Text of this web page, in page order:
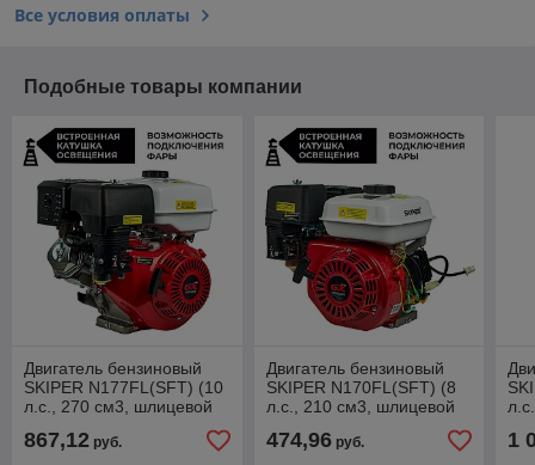
Все условия оплаты
Подобные товары компании
Двигатель бензиновый
SKIPER N177FL(SFT) (10
л.с., 270 см3, шлицевой
вал диам. 25мм х35мм)
867,12 руб.
Двигатель бензиновый
SKIPER N170FL(SFT) (8
л.с., 210 см3, шлицевой
вал диам. 25мм х35мм)
474,96руб. 1